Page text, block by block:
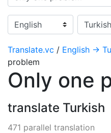
Translate.vc / English →
problem
Only one
translate Turkish
471 parallel translation